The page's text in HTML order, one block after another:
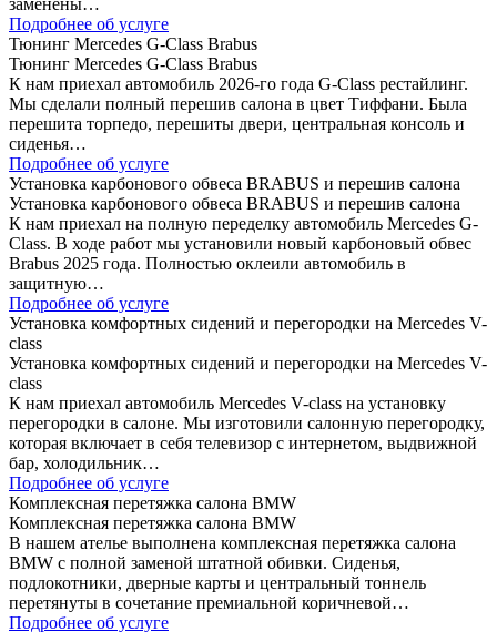
заменены…
Подробнее об услуге
Тюнинг Mercedes G-Class Brabus
Тюнинг Mercedes G-Class Brabus
К нам приехал автомобиль 2026-го года G-Class рестайлинг.
Мы сделали полный перешив салона в цвет Тиффани. Была
перешита торпедо, перешиты двери, центральная консоль и
сиденья…
Подробнее об услуге
Установка карбонового обвеса BRABUS и перешив салона
Установка карбонового обвеса BRABUS и перешив салона
К нам приехал на полную переделку автомобиль Mercedes G-
Class. В ходе работ мы установили новый карбоновый обвес
Brabus 2025 года. Полностью оклеили автомобиль в
защитную…
Подробнее об услуге
Установка комфортных сидений и перегородки на Mercedes V-
class
Установка комфортных сидений и перегородки на Mercedes V-
class
К нам приехал автомобиль Mercedes V-class на установку
перегородки в салоне. Мы изготовили салонную перегородку,
которая включает в себя телевизор с интернетом, выдвижной
бар, холодильник…
Подробнее об услуге
Комплексная перетяжка салона BMW
Комплексная перетяжка салона BMW
В нашем ателье выполнена комплексная перетяжка салона
BMW с полной заменой штатной обивки. Сиденья,
подлокотники, дверные карты и центральный тоннель
перетянуты в сочетание премиальной коричневой…
Подробнее об услуге